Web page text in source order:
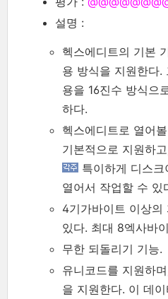
설명 :
헥스에디트의 기본
용 방식을 지원한다.
용을 16진수 방식으
하다.
헥스에디트로 열어
기본적으로 지원하
특이하게 디스
열어서 작업할 수 있
4기가바이트 이상의
있다. 최대 8엑사바
무한 되돌리기 기능.
유니코드를 지원하
을 지원한다. 이 데